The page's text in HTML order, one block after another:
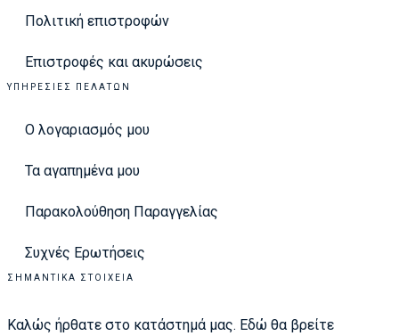
Πολιτική επιστροφών
Επιστροφές και ακυρώσεις
ΥΠΗΡΕΣΊΕΣ ΠΕΛΑΤΏΝ
Ο λογαριασμός μου
Τα αγαπημένα μου
Παρακολούθηση Παραγγελίας
Συχνές Ερωτήσεις
ΣΗΜΑΝΤΙΚΆ ΣΤΟΙΧΕΊΑ
Καλώς ήρθατε στο κατάστημά μας. Εδώ θα βρείτε